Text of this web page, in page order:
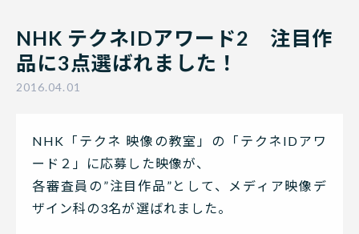
NHK テクネIDアワード2 注目作
品に3点選ばれました！
2016.04.01
NHK「テクネ 映像の教室」の「テクネIDアワ
ード２」に応募した映像が、
各審査員の”注目作品”として、メディア映像デ
ザイン科の3名が選ばれました。